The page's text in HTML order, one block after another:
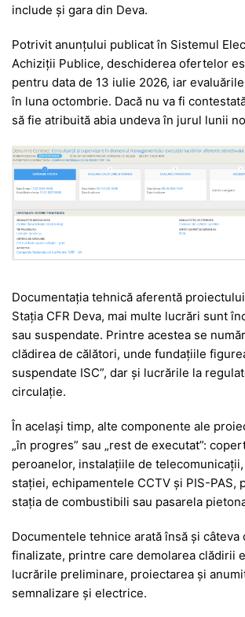
include și gara din Deva.
Potrivit anunțului publicat în Sistemul
Achiziții Publice, deschiderea ofertelor
pentru data de 13 iulie 2026, iar
în luna octombrie. Dacă nu va fi
să fie atribuită abia undeva în jurul lunii
Documentația tehnică aferentă
Stația CFR Deva, mai multe lucrări sunt
sau suspendate. Printre acestea se
clădirea de călători, unde fundațiile
suspendate ISC”, dar și lucrările la
circulație.
În același timp, alte componente ale
„în progres” sau „rest de executat”:
peroanelor, instalațiile de
stației, echipamentele CCTV și PIS-PAS,
stația de combustibili sau pasarela
Documentele tehnice arată însă și câteva
finalizate, printre care demolarea clădirii
lucrările preliminare, proiectarea și
semnalizare și electrice.